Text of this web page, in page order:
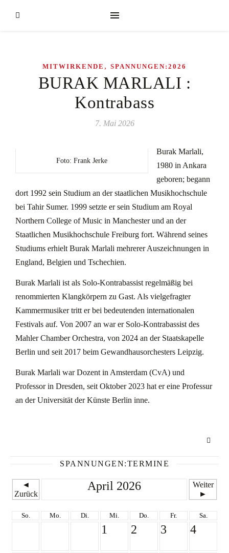
MITWIRKENDE , SPANNUNGEN:2026
BURAK MARLALI :
Kontrabass
7. Mai 2026
Foto: Frank Jerke
Burak Marlali,
1980 in Ankara
geboren; begann
dort 1992 sein Studium an der staatlichen Musikhochschule
bei Tahir Sumer. 1999 setzte er sein Studium am Royal
Northern College of Music in Manchester und an der
Staatlichen Musikhochschule Freiburg fort. Während seines
Studiums erhielt Burak Marlali mehrerer Auszeichnungen in
England, Belgien und Tschechien.
Burak Marlali ist als Solo-Kontrabassist regelmäßig bei
renommierten Klangkörpern zu Gast. Als vielgefragter
Kammermusiker tritt er bei bedeutenden internationalen
Festivals auf. Von 2007 an war er Solo-Kontrabassist des
Mahler Chamber Orchestra, von 2024 an der Staatskapelle
Berlin und seit 2017 beim Gewandhausorchesters Leipzig.
Burak Marlali war Dozent in Amsterdam (CvA) und
Professor in Dresden, seit Oktober 2023 hat er eine Professur
an der Universität der Künste Berlin inne.
SPANNUNGEN:TERMINE
◄
Zurück
April 2026
Weiter
►
So. Mo. Di. Mi. Do. Fr. Sa.
1 2 3 4